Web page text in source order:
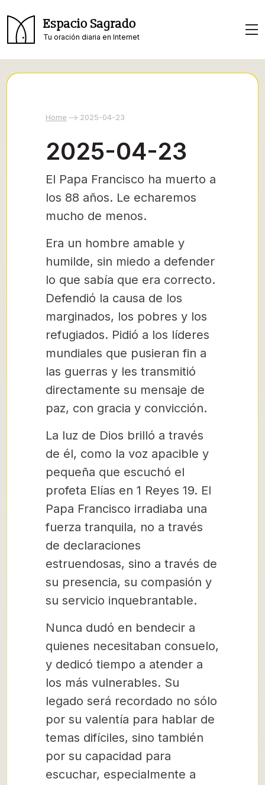
Espacio Sagrado
Tu oración diaria en Internet
Home 2025-04-23
2025-04-23
El Papa Francisco ha muerto a
los 88 años. Le echaremos
mucho de menos.
Era un hombre amable y
humilde, sin miedo a defender
lo que sabía que era correcto.
Defendió la causa de los
marginados, los pobres y los
refugiados. Pidió a los líderes
mundiales que pusieran fin a
las guerras y les transmitió
directamente su mensaje de
paz, con gracia y convicción.
La luz de Dios brilló a través
de él, como la voz apacible y
pequeña que escuchó el
profeta Elías en 1 Reyes 19. El
Papa Francisco irradiaba una
fuerza tranquila, no a través
de declaraciones
estruendosas, sino a través de
su presencia, su compasión y
su servicio inquebrantable.
Nunca dudó en bendecir a
quienes necesitaban consuelo,
y dedicó tiempo a atender a
los más vulnerables. Su
legado será recordado no sólo
por su valentía para hablar de
temas difíciles, sino también
por su capacidad para
escuchar, especialmente a